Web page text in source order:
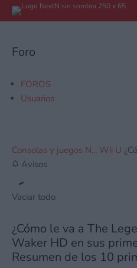
Foro
FOROS
Usuarios
Consolas y juegos N... Wii U
Avisos
Vaciar todo
¿Cómo le va a The
Waker HD en sus
Resumen de los 10